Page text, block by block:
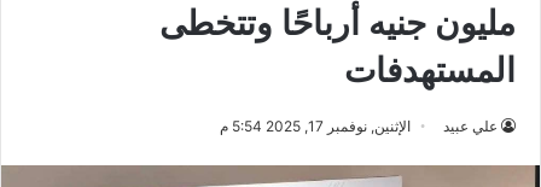
مليون جنيه أرباحًا وتتخطى
المستهدفات
علي عبيد الإثنين, نوفمبر 17, 2025 5:54 م